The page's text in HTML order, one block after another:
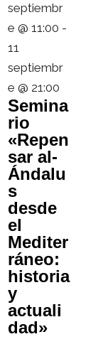
septiembr
e @ 11:00 -
11
septiembr
e @ 21:00
Semina
rio
«Repen
sar al-
Ándalu
s
desde
el
Mediter
ráneo:
historia
y
actuali
dad»